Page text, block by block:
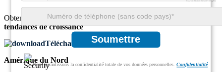
Soumettre
Nous garantissons la confidentialité totale de vos données personnelles.Confidentialité
Obtenez des informations complètes sur lataille du marché
tendances de croissance
Télécharger un échantillon gratuit
Amérique du Nord